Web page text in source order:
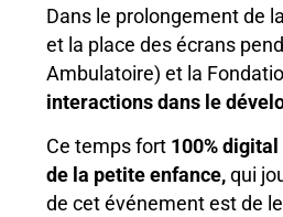
Dans le prolongement de
et la place des écrans
Ambulatoire) et la
interactions dans le
Ce temps fort 100% digital
de la petite enfance, qui
de cet événement est de